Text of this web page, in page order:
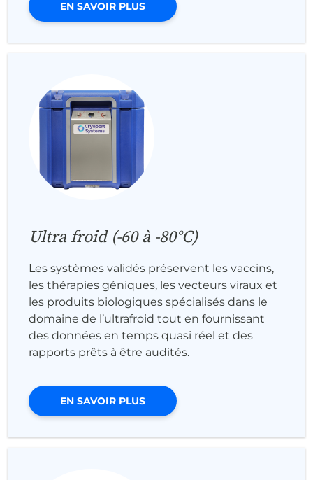
EN SAVOIR PLUS
Ultra froid (-60 à -80°C)
Les systèmes validés préservent les vaccins,
les thérapies géniques, les vecteurs viraux et
les produits biologiques spécialisés dans le
domaine de l’ultrafroid tout en fournissant
des données en temps quasi réel et des
rapports prêts à être audités.
EN SAVOIR PLUS